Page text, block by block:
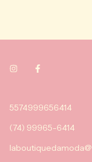
5574999656414
(74) 99965-6414